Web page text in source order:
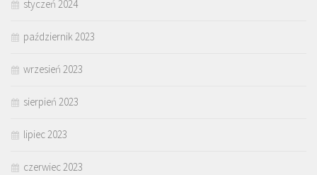
styczeń 2024
październik 2023
wrzesień 2023
sierpień 2023
lipiec 2023
czerwiec 2023